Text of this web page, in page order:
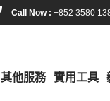
Call Now : +852 3580
其他服務 實用工具